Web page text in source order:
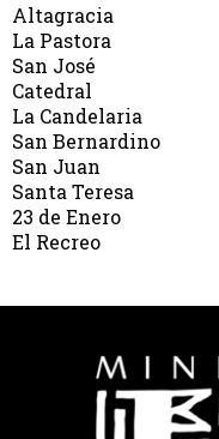
Altagracia
La Pastora
San José
Catedral
La Candelaria
San Bernardino
San Juan
Santa Teresa
23 de Enero
El Recreo